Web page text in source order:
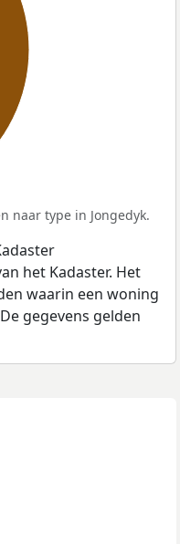
naar type in Jongedyk.
het Kadaster. Het
waarin een woning
gegevens gelden